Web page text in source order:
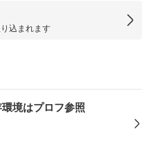
込まれます
境はプロフ参照